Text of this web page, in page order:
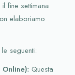
fine settimana
elaboriamo
seguenti:
Online): Questa